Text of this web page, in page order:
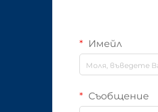
Имейл
Съобщение